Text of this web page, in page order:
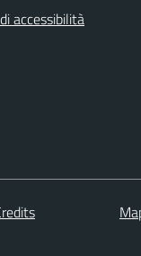
accessibilità